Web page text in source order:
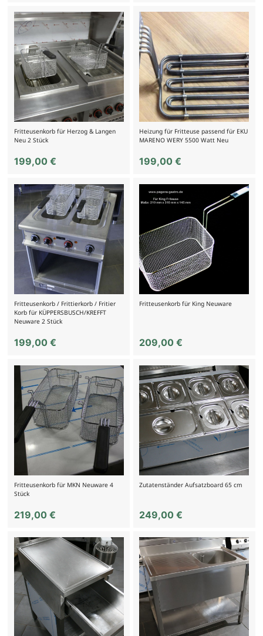
Fritteusenkorb für Herzog & Langen
Neu 2 Stück
199,00 €
Heizung für Fritteuse passend für EKU
MARENO WERY 5500 Watt Neu
199,00€
Fritteusenkorb / Frittierkorb / Fritier
Korb für KÜPPERSBUSCH/KREFFT
Neuware 2 Stück
199,00 €
Fritteusenkorb für King Neuware
209,00€
Fritteusenkorb für MKN Neuware 4
Stück
219,00 €
Zutatenständer Aufsatzboard 65 cm
249,00€